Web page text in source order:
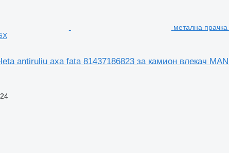
метална
antiruliu axa fata 81437186823 за камион влекач